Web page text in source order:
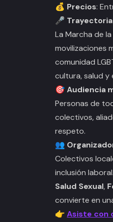
💰 Precios:
🎤 Trayectoria
La Marcha de
movilizaciones
comunidad
cultura, salud y
🎯 Audiencia
Personas de
colectivos,
respeto.
👥
Colectivos
inclusión
Salud Sexual,
convierte en
👉 Asiste con